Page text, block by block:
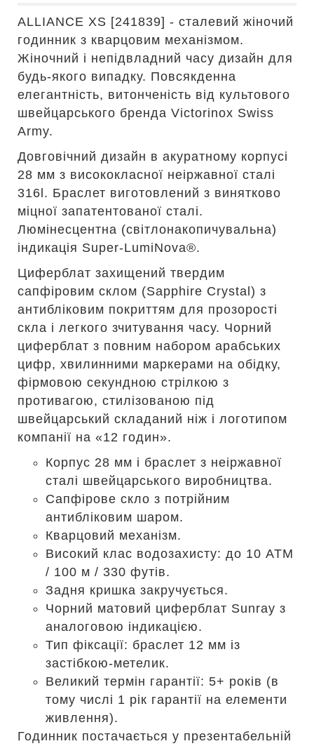
ALLIANCE XS [241839] - сталевий жіночий
годинник з кварцовим механізмом.
Жіночний і непідвладний часу дизайн для
будь-якого випадку. Повсякденна
елегантність, витонченість від культового
швейцарського бренда Victorinox Swiss
Army.
Довговічний дизайн в акуратному корпусі
28 мм з висококласної неіржавної сталі
316l. Браслет виготовлений з винятково
міцної запатентованої сталі.
Люмінесцентна (світлонакопичувальна)
індикація Super-LumiNova®.
Циферблат захищений твердим
сапфіровим склом (Sapphire Crystal) з
антибліковим покриттям для прозорості
скла і легкого зчитування часу. Чорний
циферблат з повним набором арабських
цифр, хвилинними маркерами на обідку,
фірмовою секундною стрілкою з
противагою, стилізованою під
швейцарський складаний ніж і логотипом
компанії на «12 годин».
Корпус 28 мм і браслет з неіржавної
сталі швейцарського виробництва.
Сапфірове скло з потрійним
антибліковим шаром.
Кварцовий механізм.
Високий клас водозахисту: до 10 ATM
/ 100 м / 330 футів.
Задня кришка закручується.
Чорний матовий циферблат Sunray з
аналоговою індикацією.
Тип фіксації: браслет 12 мм із
застібкою-метелик.
Великий термін гарантії: 5+ років (в
тому числі 1 рік гарантії на елементи
живлення).
Годинник постачається у презентабельній